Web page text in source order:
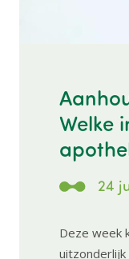
Welke
24
Deze week